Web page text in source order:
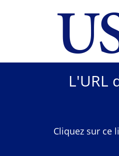
L'URL
Cliquez sur ce